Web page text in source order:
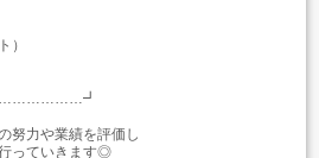
）
努力や業績を評価し
っていきます◎